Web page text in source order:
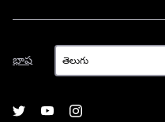
భాష
భాష